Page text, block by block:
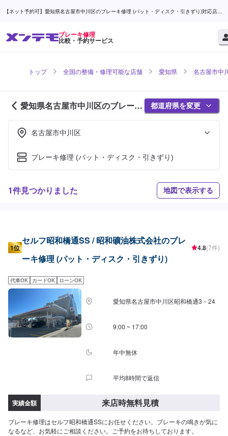
【ネット予約可】愛知県名古屋市中川区のブレーキ修理 (パット・ディスク・引きずり)対応店舗
ブレーキ修理
比較・予約サービス
トップ 全国の整備・修理可能な店舗 愛知県 名古屋市中
愛知県名古屋市中川区のブレーキ
修理対応店舗紹介 (1ページ目)
都道府県を変更
名古屋市中川区
ブレーキ修理 (パット・ディスク・引きずり)
1件見つかりました 地図で表示する
1位
セルフ昭和橋通SS / 昭和礦油株式会社のブレ
ーキ修理 (パット・ディスク・引きずり)
4.8(7件)
代車OK カードOK ローンOK
愛知県名古屋市中川区昭和橋通3－24
9:00 ~ 17:00
年中無休
平均8時間で返信
実績金額 来店時無料見積
ブレーキ修理はセルフ昭和橋通SSにお任せください。ブレーキの鳴きが気に
なるなど、お気軽にご相談ください。ご予約をお待ちしております。